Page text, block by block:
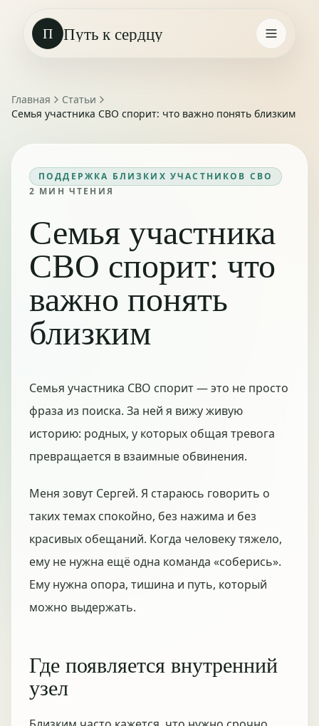
П Путь к сердцу
Главная
Статьи
Семья участника СВО спорит: что важно понять близким
ПОДДЕРЖКА БЛИЗКИХ УЧАСТНИКОВ СВО
2 МИН ЧТЕНИЯ
Семья участника
СВО спорит: что
важно понять
близким
Семья участника СВО спорит — это не просто
фраза из поиска. За ней я вижу живую
историю: родных, у которых общая тревога
превращается в взаимные обвинения.
Меня зовут Сергей. Я стараюсь говорить о
таких темах спокойно, без нажима и без
красивых обещаний. Когда человеку тяжело,
ему не нужна ещё одна команда «соберись».
Ему нужна опора, тишина и путь, который
можно выдержать.
Где появляется внутренний
узел